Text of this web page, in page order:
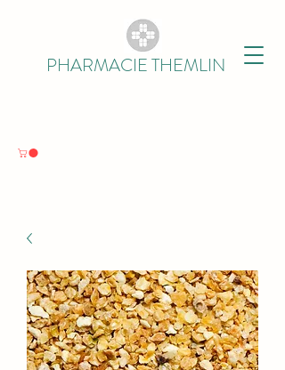
PHARMACIE THEMLIN